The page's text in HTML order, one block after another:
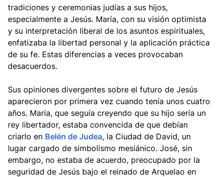
tradiciones y ceremonias judías a sus hijos,
especialmente a Jesús. María, con su visión optimista
y su interpretación liberal de los asuntos espirituales,
enfatizaba la libertad personal y la aplicación práctica
de su fe. Estas diferencias a veces provocaban
desacuerdos.
Sus opiniones divergentes sobre el futuro de Jesús
aparecieron por primera vez cuando tenía unos cuatro
años. María, que seguía creyendo que su hijo sería un
rey libertador, estaba convencida de que debían
criarlo en Belén de Judea, la Ciudad de David, un
lugar cargado de simbolismo mesiánico. José, sin
embargo, no estaba de acuerdo, preocupado por la
seguridad de Jesús bajo el reinado de Arquelao en